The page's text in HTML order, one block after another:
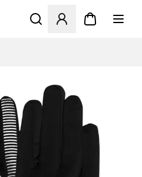
Åbner en Modal til at